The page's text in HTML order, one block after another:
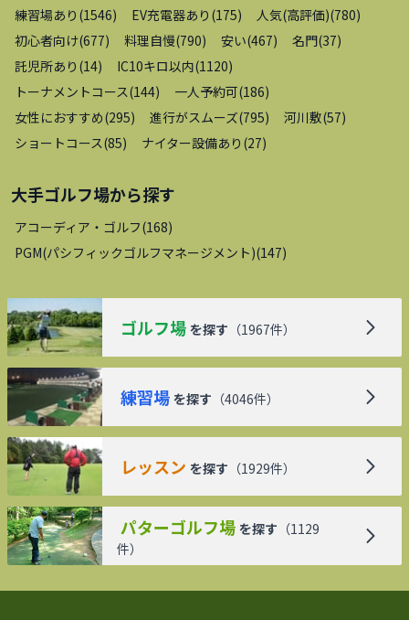
練習場あり (1546) EV充電器あり (175) 人気(高評価)(780)
初心者向け(677) 料理自慢(790) 安い(467) 名門(37)
託児所あり (14) IC10キロ以内(1120)
トーナメントコース(144) 一人予約可(186)
女性におすすめ(295) 進行がスムーズ(795) 河川敷(57)
ショートコース(85) ナイター設備あり (27)
大手ゴルフ場から探す
アコーディア・ゴルフ(168)
PGM(パシフィックゴルフマネージメント)(147)
ゴルフ場 を探す （1967件）
練習場 を探す （4046件）
レッスン を探す （1929件）
パターゴルフ場 を探す （1129
件）